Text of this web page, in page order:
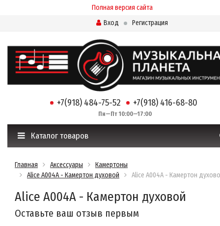
Полная версия сайта
Вход
Регистрация
+7(918) 484-75-52 +7(918) 416-68-80
Пн—Пт 10:00—17:00
Каталог товаров
Главная Аксессуары
Камертоны
Alice A004A - Камертон духовой
Alice A004A - Камертон
Alice A004A - Камертон духовой
Оставьте ваш отзыв первым